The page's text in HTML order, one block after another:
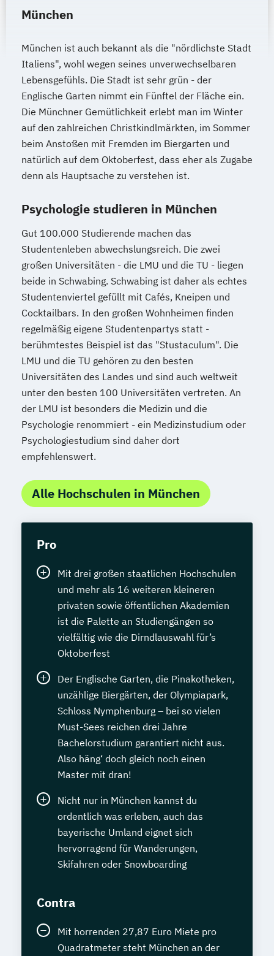
München
München ist auch bekannt als die "nördlichste Stadt
Italiens", wohl wegen seines unverwechselbaren
Lebensgefühls. Die Stadt ist sehr grün - der
Englische Garten nimmt ein Fünftel der Fläche ein.
Die Münchner Gemütlichkeit erlebt man im Winter
auf den zahlreichen Christkindlmärkten, im Sommer
beim Anstoßen mit Fremden im Biergarten und
natürlich auf dem Oktoberfest, dass eher als Zugabe
denn als Hauptsache zu verstehen ist.
Psychologie studieren in München
Gut 100.000 Studierende machen das
Studentenleben abwechslungsreich. Die zwei
großen Universitäten - die LMU und die TU - liegen
beide in Schwabing. Schwabing ist daher als echtes
Studentenviertel gefüllt mit Cafés, Kneipen und
Cocktailbars. In den großen Wohnheimen finden
regelmäßig eigene Studentenpartys statt -
berühmtestes Beispiel ist das "Stustaculum". Die
LMU und die TU gehören zu den besten
Universitäten des Landes und sind auch weltweit
unter den besten 100 Universitäten vertreten. An
der LMU ist besonders die Medizin und die
Psychologie renommiert - ein Medizinstudium oder
Psychologiestudium sind daher dort
empfehlenswert.
Alle Hochschulen in München
Pro
Mit drei großen staatlichen Hochschulen
und mehr als 16 weiteren kleineren
privaten sowie öffentlichen Akademien
ist die Palette an Studiengängen so
vielfältig wie die Dirndlauswahl für’s
Oktoberfest
Der Englische Garten, die Pinakotheken,
unzählige Biergärten, der Olympiapark,
Schloss Nymphenburg – bei so vielen
Must-Sees reichen drei Jahre
Bachelorstudium garantiert nicht aus.
Also häng‘ doch gleich noch einen
Master mit dran!
Nicht nur in München kannst du
ordentlich was erleben, auch das
bayerische Umland eignet sich
hervorragend für Wanderungen,
Skifahren oder Snowboarding
Contra
Mit horrenden 27,87 Euro Miete pro
Quadratmeter steht München an der